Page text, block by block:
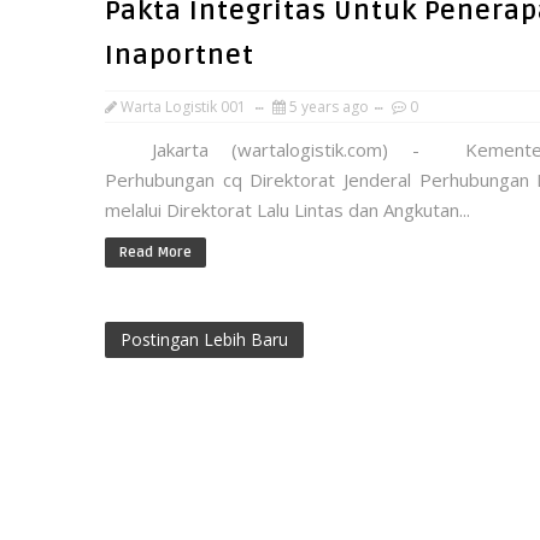
Pakta Integritas Untuk
Inaportnet
Warta Logistik 001 5 years ago 0
Jakarta (wartalogistik.com) -
Perhubungan cq Direktorat Jenderal Perhubungan
melalui Direktorat Lalu Lintas dan Angkutan...
Read More
Postingan Lebih Baru